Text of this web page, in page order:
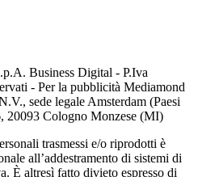
Business Digital - P.Iva
- Per la pubblicità Mediamond
sede legale Amsterdam (Paesi
20093 Cologno Monzese (MI)
trasmessi e/o riprodotti è
all’addestramento di sistemi di
È altresì fatto divieto espresso di